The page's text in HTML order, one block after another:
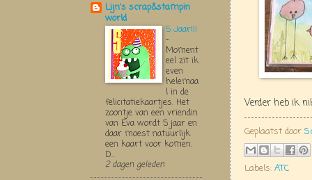
Verder heb ik
Geplaatst door
Labels: ATC
Lijn's scrap&stampin
world
5 Jaar!!!
-
Moment
eel zit ik
even
helemaa
l in de
felicitatiekaartjes. Het
zoontje van een vriendin
van Eva wordt 5 jaar en
daar moest natuurlijk
een kaart voor komen.
D...
2 dagen geleden